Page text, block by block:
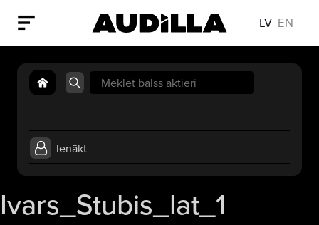
LV EN
Search
for:
Ienākt
Ivars_Stubis_lat_1